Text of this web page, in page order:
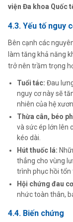
viện Đa khoa Quốc
4.3. Yếu tố nguy
Bên cạnh các
làm tăng khả năng
trở nên trầm trọng
Tuổi tác: Đau
nguy cơ này sẽ
nhiên của hệ
Thừa cân, béo
và sức ép lớn lên
kéo dài.
Hút thuốc lá:
thẳng cho vùng
trình phục hồi tổn
Hội chứng đau
nhức toàn thân,
4.4. Biến chứng